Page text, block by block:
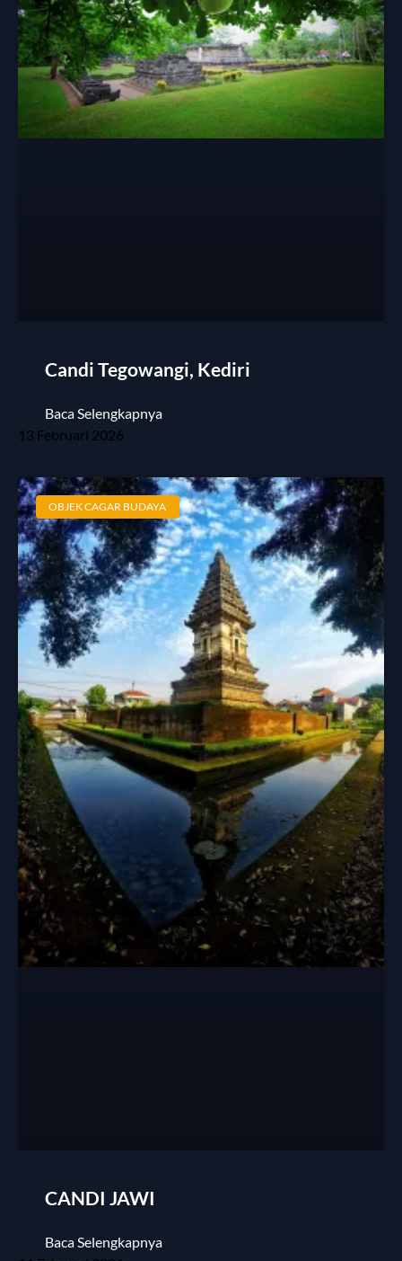
Candi Tegowangi, Kediri
Baca Selengkapnya
13 Februari 2026
OBJEK CAGAR BUDAYA
CANDI JAWI
Baca Selengkapnya